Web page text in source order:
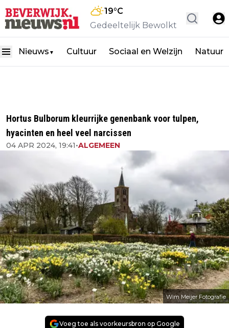
19°C
Gedeeltelijk Bewolkt
Nieuws ▼ Cultuur Sociaal en Welzijn Natuur
Hortus Bulborum kleurrijke genenbank voor tulpen,
hyacinten en heel veel narcissen
04 APR 2024, 19:41•ALGEMEEN
Wim Meijer Fotografie
Voeg toe als voorkeursbron op Google